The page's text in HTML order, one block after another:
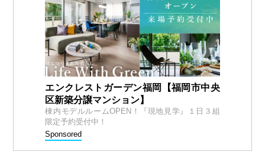
エンクレストガーデン福岡【福岡市中央
区新築分譲マンション】
棟内モデルルームOPEN！『現地見学』１日３組
限定予約受付中！
Sponsored